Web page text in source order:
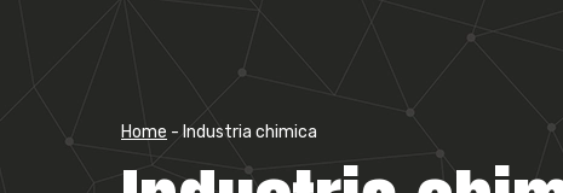
Home -Industria chimica